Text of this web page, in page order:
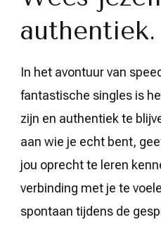
authentiek.
In het avontuur van
fantastische singles is
zijn en authentiek te
aan wie je echt bent,
jou oprecht te leren
verbinding met je te
spontaan tijdens de